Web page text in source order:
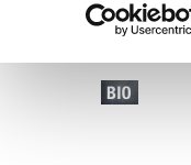
COMPOProdukte